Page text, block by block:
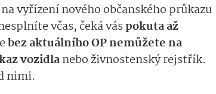
vyřízení nového občanského průkazu
včas, čeká váspokuta až
bez aktuálního OP nemůžete na
vozidlanebo živnostenský rejstřík.
nimi.